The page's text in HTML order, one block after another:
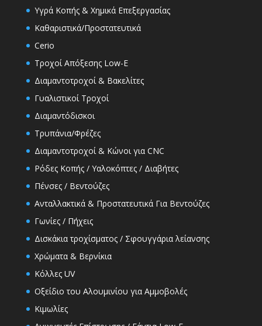
Υγρά Κοπής & Χημικά Επεξεργασίας
Καθαριστικά/Προστατευτικά
Cerio
Τροχοί Απόξεσης Low-E
Διαμαντοτροχοί & Βακελίτες
Γυαλιστικοί Τροχοί
Διαμαντόδισκοι
Τρυπάνια/Φρέζες
Διαμαντοτροχοί & Κώνοι για CNC
Ρόδες Κοπής / Υαλοκόπτες / Διαβήτες
Πένσες / Βεντούζες
Ανταλλακτικά & Προστατευτικά Για Βεντούζες
Γωνίες / Πήχεις
Δισκάκια τροχίσματος / Σφουγγάρια λείανσης
Χρώματα & Βερνίκια
Κόλλες UV
Οξείδιο του Αλουμινίου για Αμμοβολές
Κιμωλίες